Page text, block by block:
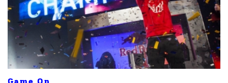
ค้นหา
SHARE TWEET LINE EMAIL